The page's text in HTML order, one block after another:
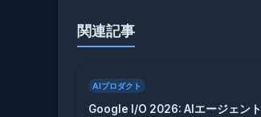
関連記事
AIプロダクト
Google I/O 2026: AIエージェント